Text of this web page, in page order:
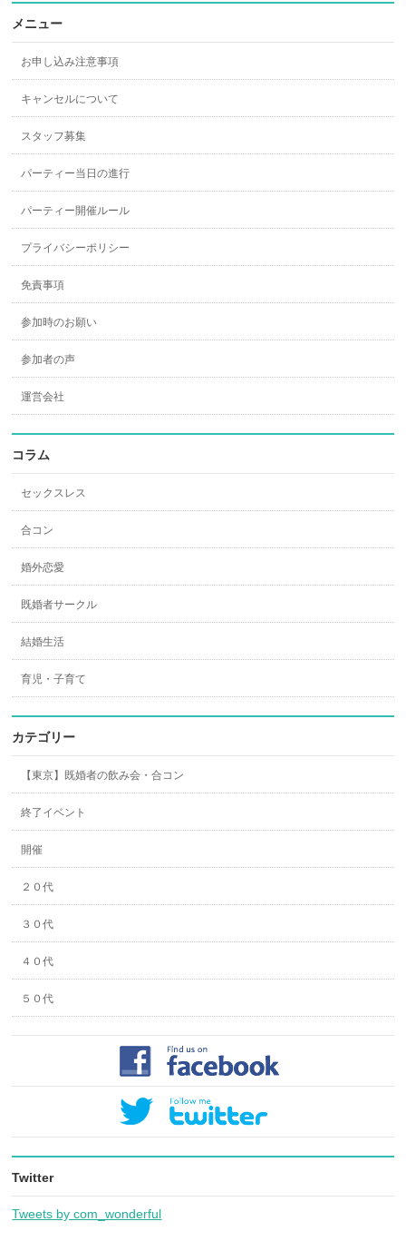
メニュー
お申し込み注意事項
キャンセルについて
スタッフ募集
パーティー当日の進行
パーティー開催ルール
プライバシーポリシー
免責事項
参加時のお願い
参加者の声
運営会社
コラム
セックスレス
合コン
婚外恋愛
既婚者サークル
結婚生活
育児・子育て
カテゴリー
【東京】既婚者の飲み会・合コン
終了イベント
開催
２０代
３０代
４０代
５０代
Twitter
Tweets by com_wonderful